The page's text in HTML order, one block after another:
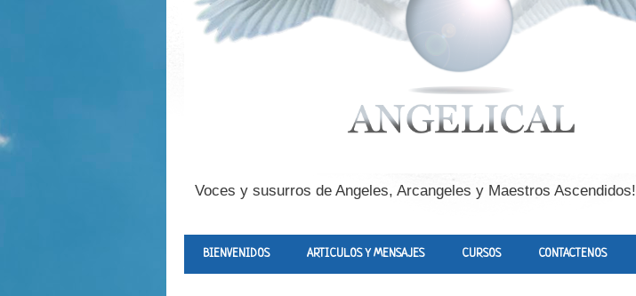
Voces y susurros de Angeles, Arcangeles y Maestros Ascendidos!
BIENVENIDOS ARTICULOS Y MENSAJES CURSOS CONTACTENOS